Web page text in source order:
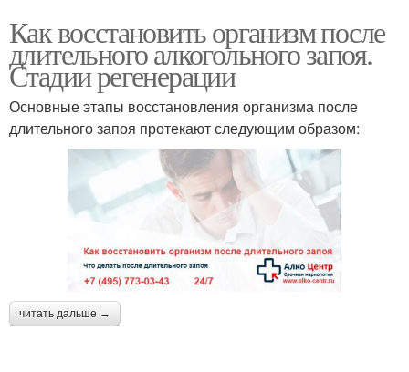
Как восстановить организм после
длительного алкогольного запоя.
Стадии регенерации
Основные этапы восстановления организма после
длительного запоя протекают следующим образом:
читать дальше →